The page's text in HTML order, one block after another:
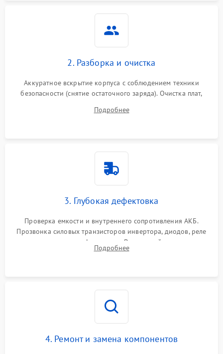
2. Разборка и очистка
Аккуратное вскрытие корпуса с соблюдением техники
безопасности (снятие остаточного заряда). Очистка плат,
и кистей для предотвращения перегрева и замыканий.
Подробнее
3. Глубокая дефектовка
Проверка емкости и внутреннего сопротивления АКБ.
Прозвонка силовых транзисторов инвертора, диодов, реле
переключения и трансформатора. Визуальный поиск вздутых
конденсаторов и прогаров на печатной плате.
Подробнее
4. Ремонт и замена компонентов